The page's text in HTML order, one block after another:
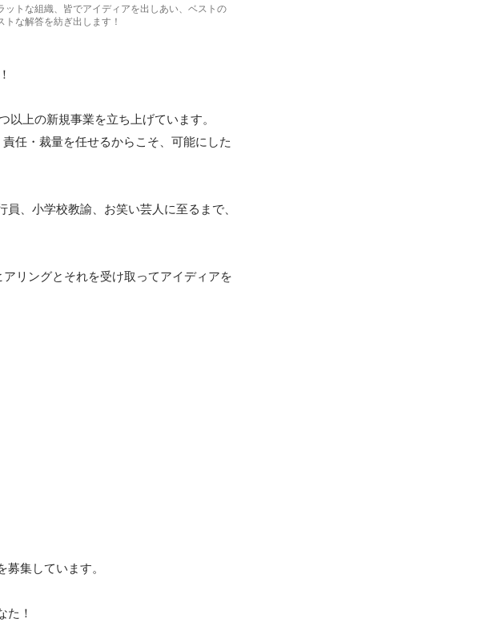
ットな組織、皆でアイディアを出しあい、ベストの
トな解答を紡ぎ出します！
上の新規事業を立ち上げています。
任・裁量を任せるからこそ、可能にした
、小学校教諭、お笑い芸人に至るまで、
リングとそれを受け取ってアイディアを
集しています。
た！